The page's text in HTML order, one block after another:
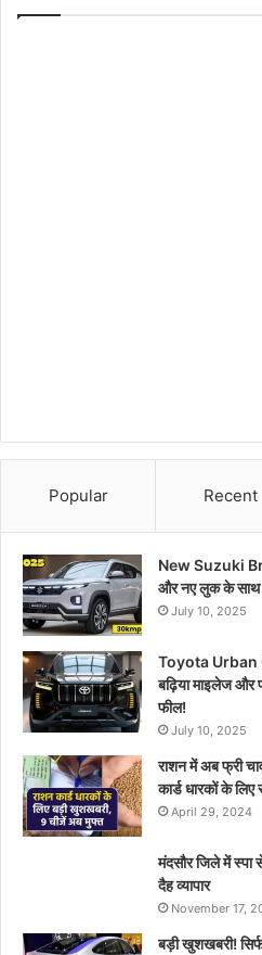
Popular Recent
New Suzuki
और नए लुक के साथ
July 10, 2025
Toyota Urban
बढ़िया माइलेज और
फील!
July 10, 2025
राशन में अब फ्री
कार्ड धारकों के
April 29, 2024
मंदसौर जिले में स्पा
दैह व्यापार
November 17,
बड़ी खुशखबरी!